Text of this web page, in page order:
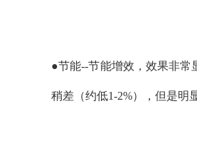
●节能--节能增效，效果非常
稍差（约低1-2%），但是明